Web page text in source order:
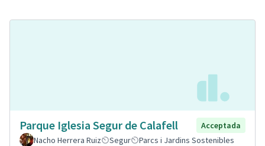
Parque Iglesia Segur de Calafell
Acceptada
Nacho Herrera Ruiz
Segur
Parcs i Jardins Sostenibles